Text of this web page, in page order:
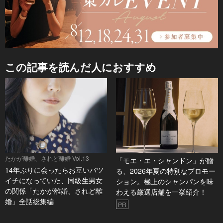
この記事を読んだ人におすすめ
たかが離婚、されど離婚 Vol.13
14年ぶりに会ったらお互いバツ
イチになっていた、同級生男女
の関係「たかが離婚、されど離
婚」全話総集編
「モエ・エ・シャンドン」が贈
る、2026年夏の特別なプロモー
ション。極上のシャンパンを味
わえる厳選店舗を一挙紹介！
PR